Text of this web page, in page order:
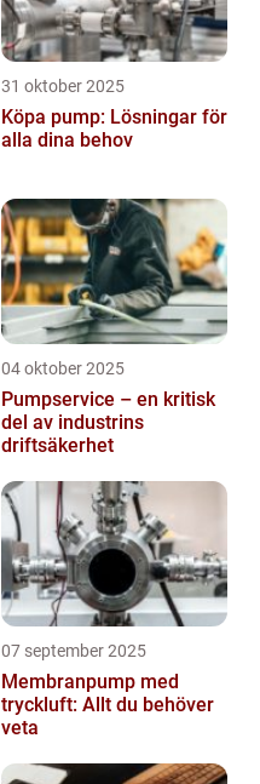
31 oktober 2025
Köpa pump: Lösningar för
alla dina behov
04 oktober 2025
Pumpservice – en kritisk
del av industrins
driftsäkerhet
07 september 2025
Membranpump med
tryckluft: Allt du behöver
veta